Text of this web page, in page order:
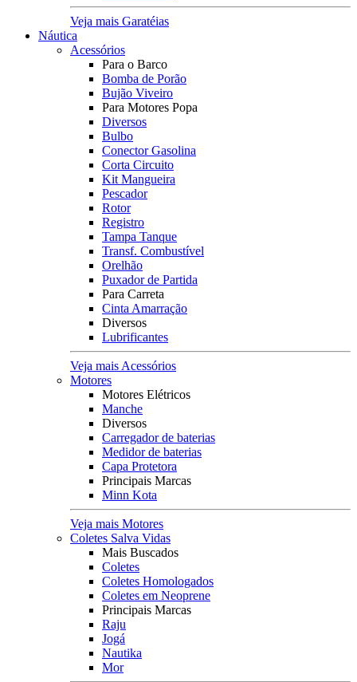
Veja mais Garatéias
Náutica
Acessórios
Para o Barco
Bomba de Porão
Bujão Viveiro
Para Motores Popa
Diversos
Bulbo
Conector Gasolina
Corta Circuito
Kit Mangueira
Pescador
Rotor
Registro
Tampa Tanque
Transf. Combustível
Orelhão
Puxador de Partida
Para Carreta
Cinta Amarração
Diversos
Lubrificantes
Veja mais Acessórios
Motores
Motores Elétricos
Manche
Diversos
Carregador de baterias
Medidor de baterias
Capa Protetora
Principais Marcas
Minn Kota
Veja mais Motores
Coletes Salva Vidas
Mais Buscados
Coletes
Coletes Homologados
Coletes em Neoprene
Principais Marcas
Raju
Jogá
Nautika
Mor